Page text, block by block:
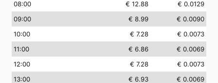
08:00 € 12.88
€ 0.0129
09:00 € 8.99
€ 0.0090
10:00 € 7.28
€ 0.0073
11:00 € 6.86
€ 0.0069
12:00 € 7.28
€ 0.0073
13:00 € 6.93
€ 0.0069